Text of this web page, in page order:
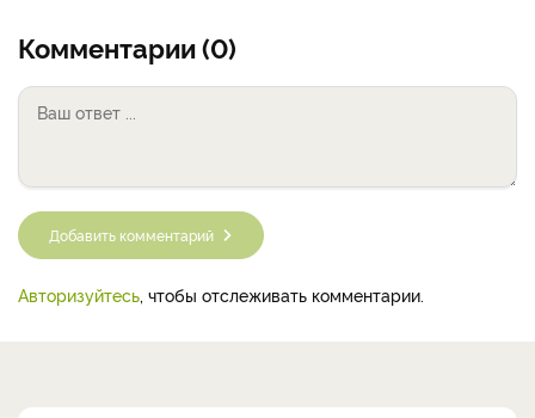
Комментарии (0)
Добавить комментарий
Авторизуйтесь , чтобы отслеживать комментарии.